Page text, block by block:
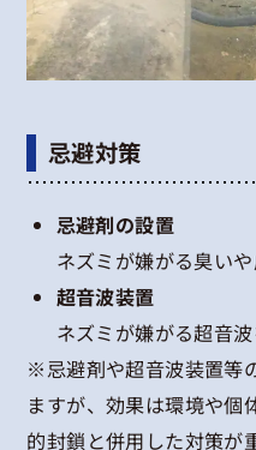
忌避対策
忌避剤の設置
ネズミが嫌がる臭い
超音波装置
ネズミが嫌がる超音
※忌避剤や超音波装置等
ますが、効果は環境や個
的封鎖と併用した対策が